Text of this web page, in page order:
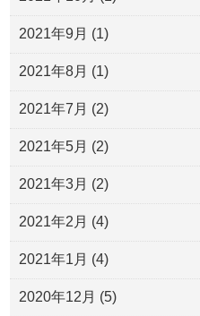
2021年9月 (1)
2021年8月 (1)
2021年7月 (2)
2021年5月 (2)
2021年3月 (2)
2021年2月 (4)
2021年1月 (4)
2020年12月 (5)